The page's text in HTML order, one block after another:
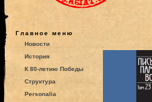
Главное меню
Новости
История
К 80-летию Победы
Структура
Personalia